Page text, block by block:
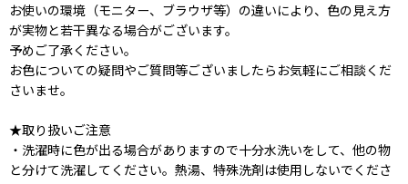
お使いの環境（モニター、ブラウザ等）の違いにより、色の見え方
が実物と若干異なる場合がございます。
予めご了承ください。
お色についての疑問やご質問等ございましたらお気軽にご相談くだ
さいませ。
★取り扱いご注意
・洗濯時に色が出る場合がありますので十分水洗いをして、他の物
と分けて洗濯してください。熱湯、特殊洗剤は使用しないでくださ